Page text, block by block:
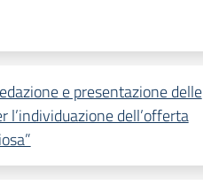
e presentazione delle
dell’offerta